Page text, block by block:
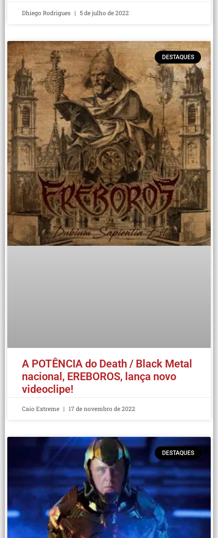
Dhiego Rodrigues 5 de julho de 2022
DESTAQUES
A POTÊNCIA do Death / Black Metal
nacional, EREBOROS, lança novo
videoclipe!
Caio Extreme 17 de novembro de 2022
DESTAQUES